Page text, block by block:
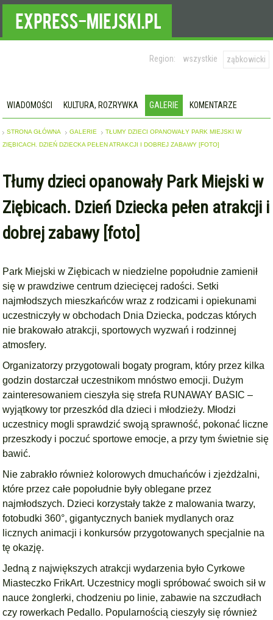
Region: wszystkie ząbkowicki
WIADOMOŚCI KULTURA, ROZRYWKA GALERIE KOMENTARZE
STRONA GŁÓWNA GALERIE
TŁUMY DZIECI OPANOWAŁY PARK MIEJSKI W
ZIĘBICACH. DZIEŃ DZIECKA PEŁEN ATRAKCJI I DOBREJ ZABAWY [FOTO]
Tłumy dzieci opanowały Park Miejski w
Ziębicach. Dzień Dziecka pełen atrakcji i
dobrej zabawy [foto]
Park Miejski w Ziębicach w niedzielne popołudnie zamienił
się w prawdziwe centrum dziecięcej radości. Setki
najmłodszych mieszkańców wraz z rodzicami i opiekunami
uczestniczyły w obchodach Dnia Dziecka, podczas których
nie brakowało atrakcji, sportowych wyzwań i rodzinnej
atmosfery.
Organizatorzy przygotowali bogaty program, który przez kilka
godzin dostarczał uczestnikom mnóstwo emocji. Dużym
zainteresowaniem cieszyła się strefa RUNAWAY BASIC –
wyjątkowy tor przeszkód dla dzieci i młodzieży. Młodzi
uczestnicy mogli sprawdzić swoją sprawność, pokonać liczne
przeszkody i poczuć sportowe emocje, a przy tym świetnie się
bawić.
Nie zabrakło również kolorowych dmuchańców i zjeżdżalni,
które przez całe popołudnie były oblegane przez
najmłodszych. Dzieci korzystały także z malowania twarzy,
fotobudki 360°, gigantycznych baniek mydlanych oraz
licznych animacji i konkursów przygotowanych specjalnie na
tę okazję.
Jedną z największych atrakcji wydarzenia było Cyrkowe
Miasteczko FrikArt. Uczestnicy mogli spróbować swoich sił w
nauce żonglerki, chodzeniu po linie, zabawie na szczudłach
czy rowerkach Pedallo. Popularnością cieszyły się również